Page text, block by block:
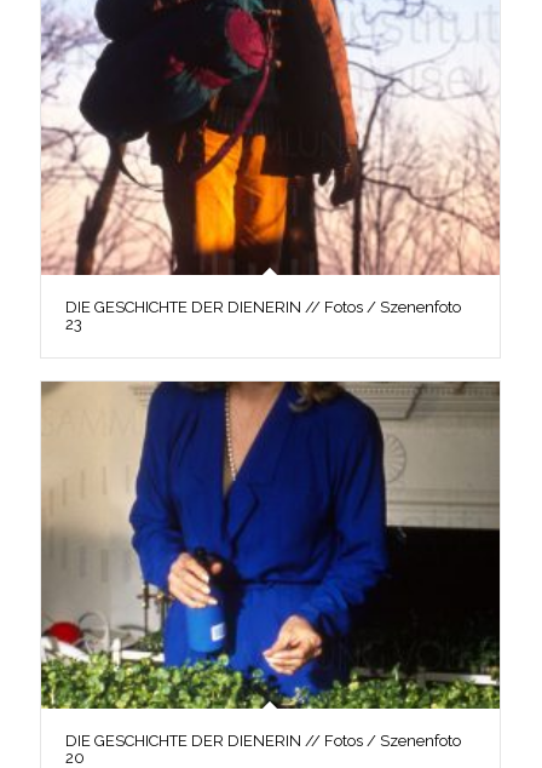
DIE GESCHICHTE DER DIENERIN // Fotos / Szenenfoto
23
DIE GESCHICHTE DER DIENERIN // Fotos / Szenenfoto
20